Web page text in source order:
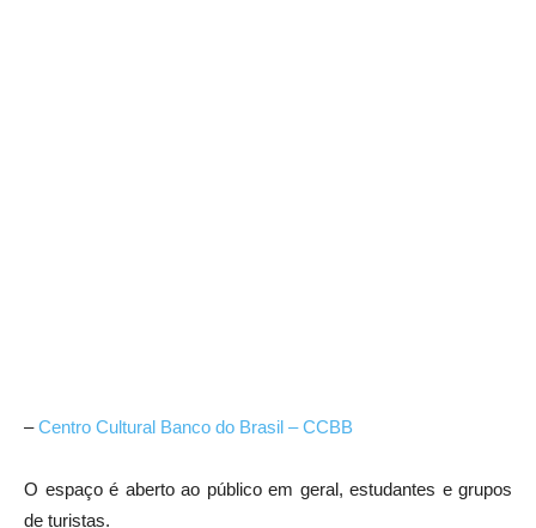
–Centro Cultural Banco do Brasil – CCBB
O espaço é aberto ao público em geral, estudantes e grupos
de turistas.